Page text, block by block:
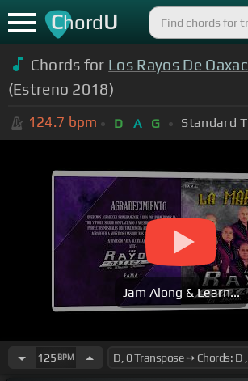
ChordU
Chords for Los Rayos De
(Estreno 2018)
124.7 bpm D A G
Jam Along & Learn...
125 BPM